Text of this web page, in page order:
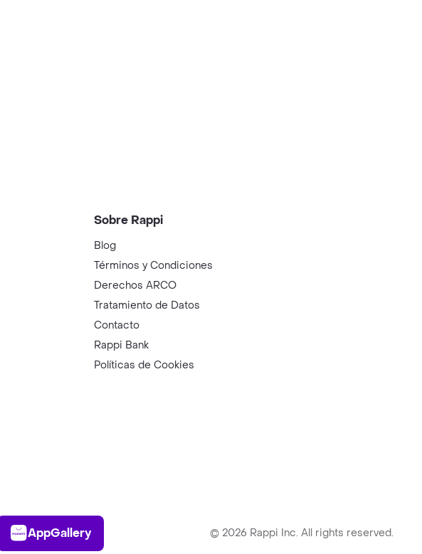
Sobre Rappi
Blog
Términos y Condiciones
Derechos ARCO
Tratamiento de Datos
Contacto
Rappi Bank
Políticas de Cookies
AppGallery
AppGallery © 2026 Rappi Inc. All rights reserved.